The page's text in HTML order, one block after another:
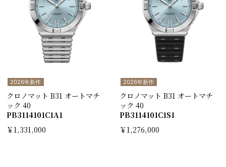
2026年新作
クロノマット B31 オートマチ
ック 40
PB3114101C1A1
￥1,331,000
2026年新作
クロノマット B31 オートマチ
ック 40
PB3114101C1S1
￥1,276,000